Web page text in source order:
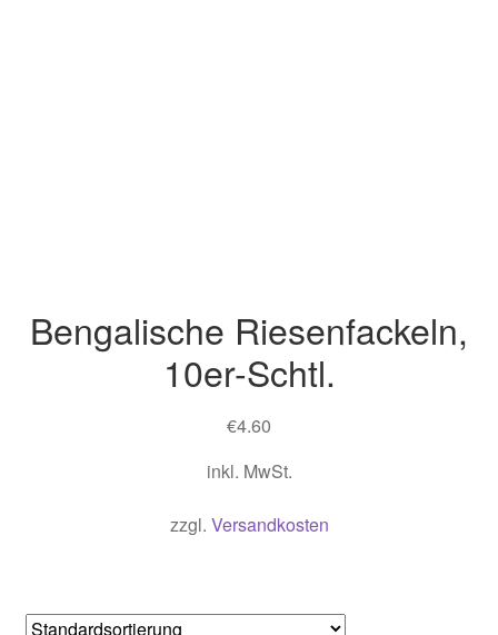
Bengalische Riesenfackeln,
10er-Schtl.
€4.60
inkl. MwSt.
zzgl. Versandkosten